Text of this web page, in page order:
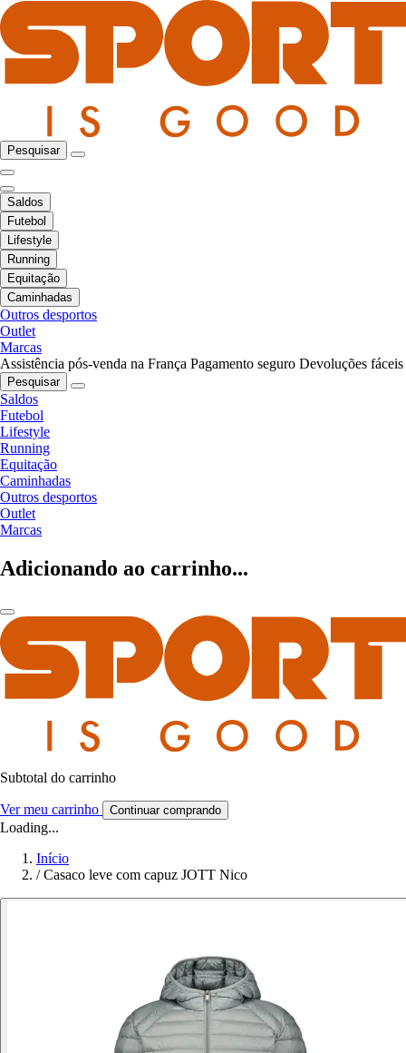
Pesquisar
Saldos
Futebol
Lifestyle
Running
Equitação
Caminhadas
Outros desportos
Outlet
Marcas
Assistência pós-venda na França Pagamento seguro Devoluções fáceis
Pesquisar
Saldos
Futebol
Lifestyle
Running
Equitação
Caminhadas
Outros desportos
Outlet
Marcas
Adicionando ao carrinho...
Subtotal do carrinho
Ver meu carrinho Continuar comprando
Loading...
Início
/ Casaco leve com capuz JOTT Nico